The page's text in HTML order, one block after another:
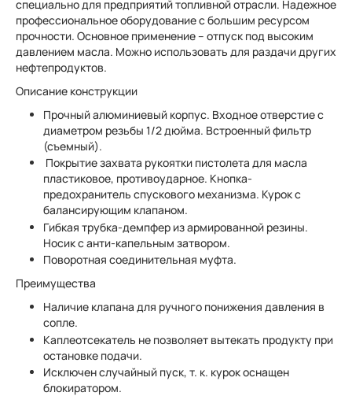
специально для предприятий топливной отрасли. Надежное
профессиональное оборудование с большим ресурсом
прочности. Основное применение – отпуск под высоким
давлением масла. Можно использовать для раздачи других
нефтепродуктов.
Описание конструкции
Прочный алюминиевый корпус. Входное отверстие с
диаметром резьбы 1/2 дюйма. Встроенный фильтр
(съемный).
Покрытие захвата рукоятки пистолета для масла
пластиковое, противоударное. Кнопка-
предохранитель спускового механизма. Курок с
балансирующим клапаном.
Гибкая трубка-демпфер из армированной резины.
Носик с анти-капельным затвором.
Поворотная соединительная муфта.
Преимущества
Наличие клапана для ручного понижения давления в
сопле.
Каплеотсекатель не позволяет вытекать продукту при
остановке подачи.
Исключен случайный пуск, т. к. курок оснащен
блокиратором.